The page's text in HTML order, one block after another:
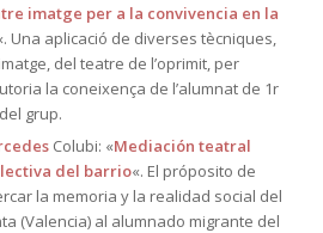
imatge per a la convivencia en la
Una aplicació de diverses tècniques,
del teatre de l’oprimit, per
la coneixença de l’alumnat de 1r
grup.
Colubi: «Mediación teatral
del barrio«. El próposito de
la memoria y la realidad social del
(Valencia) al alumnado migrante del